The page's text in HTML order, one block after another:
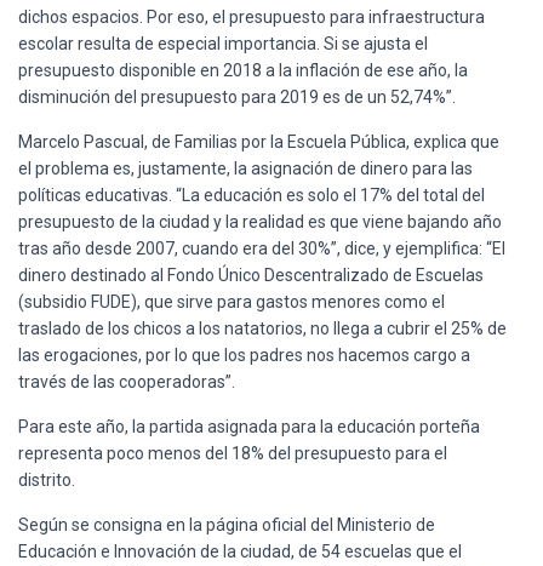
dichos espacios. Por eso, el presupuesto para infraestructura
escolar resulta de especial importancia. Si se ajusta el
presupuesto disponible en 2018 a la inflación de ese año, la
disminución del presupuesto para 2019 es de un 52,74%”.
Marcelo Pascual, de Familias por la Escuela Pública, explica que
el problema es, justamente, la asignación de dinero para las
políticas educativas. “La educación es solo el 17% del total del
presupuesto de la ciudad y la realidad es que viene bajando año
tras año desde 2007, cuando era del 30%”, dice, y ejemplifica: “El
dinero destinado al Fondo Único Descentralizado de Escuelas
(subsidio FUDE), que sirve para gastos menores como el
traslado de los chicos a los natatorios, no llega a cubrir el 25% de
las erogaciones, por lo que los padres nos hacemos cargo a
través de las cooperadoras”.
Para este año, la partida asignada para la educación porteña
representa poco menos del 18% del presupuesto para el
distrito.
Según se consigna en la página oficial del Ministerio de
Educación e Innovación de la ciudad, de 54 escuelas que el